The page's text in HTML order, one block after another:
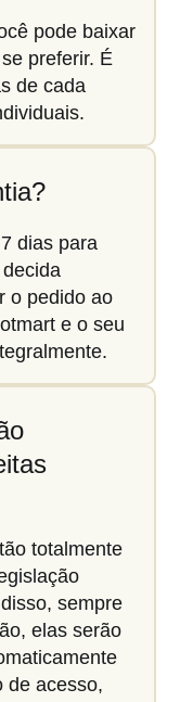
pode baixar
preferir. É
de cada
dias para
o pedido ao
e o seu
totalmente
sempre
elas serão
de acesso,